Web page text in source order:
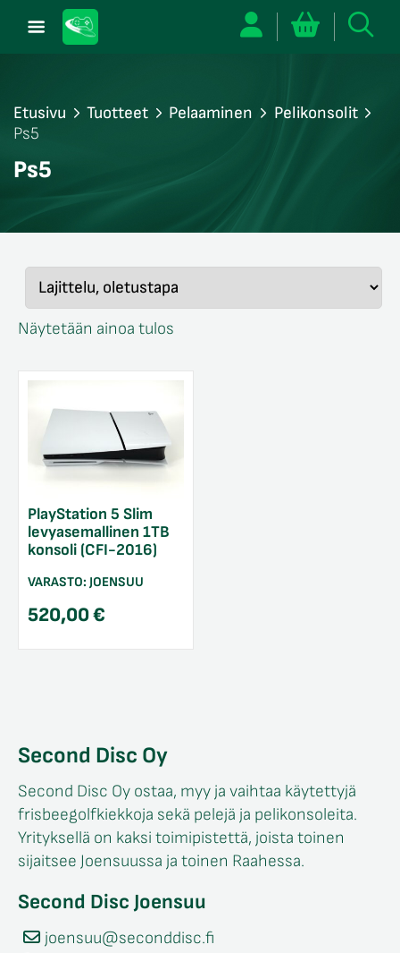
Etusivu Tuotteet Pelaaminen
Pelikonsolit
Ps5
Ps5
Näytetään ainoa tulos
PlayStation 5 Slim
levyasemallinen 1TB
konsoli (CFI-2016)
VARASTO: JOENSUU
520,00€
Second Disc Oy
Second Disc Oy ostaa, myy ja vaihtaa käytettyjä
frisbeegolfkiekkoja sekä pelejä ja pelikonsoleita.
Yrityksellä on kaksi toimipistettä, joista toinen
sijaitsee Joensuussa ja toinen Raahessa.
Second Disc Joensuu
joensuu@seconddisc.fi
sulje
sulje
sulje